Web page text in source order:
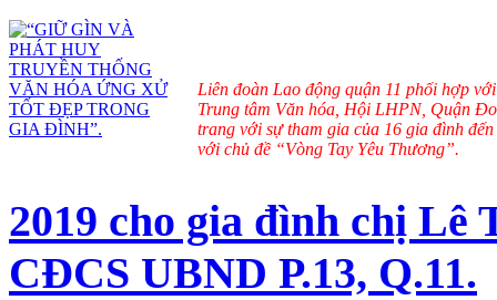
Liên đoàn Lao động quận 11 phối hợp
Trung tâm Văn hóa, Hội LHPN, Quận
trang với sự tham gia của 16 gia đình
với chủ đề “Vòng Tay Yêu Thương”.
2019 cho gia đình chị Lê
CĐCS UBND P.13, Q.11.